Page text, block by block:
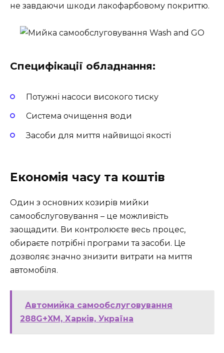
не завдаючи шкоди лакофарбовому покриттю.
Специфікації обладнання:
Потужні насоси високого тиску
Система очищення води
Засоби для миття найвищої якості
Економія часу та коштів
Один з основних козирів мийки
самообслуговування – це можливість
заощадити. Ви контролюєте весь процес,
обираєте потрібні програми та засоби. Це
дозволяє значно знизити витрати на миття
автомобіля.
Автомийка самообслуговування
288G+XM, Харків, Україна